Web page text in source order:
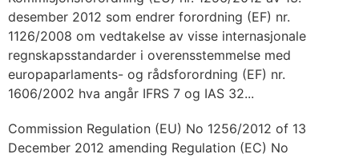
desember 2012 som endrer forordning (EF) nr.
1126/2008 om vedtakelse av visse internasjonale
regnskapsstandarder i overensstemmelse med
europaparlaments- og rådsforordning (EF) nr.
1606/2002 hva angår IFRS 7 og IAS 32...
Commission Regulation (EU) No 1256/2012 of 13
December 2012 amending Regulation (EC) No